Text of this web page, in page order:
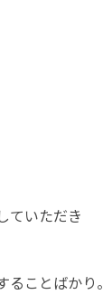
ていただき
ことばかり。